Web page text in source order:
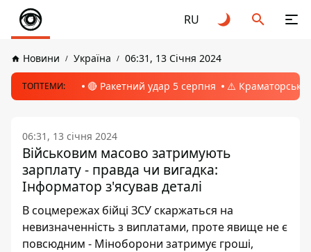
RU
Новини Україна 06:31, 13 Січня 2024
ТОПТЕМИ: 🔴 Ракетний удар 5 серпня ⚠️ Краматорськ,
06:31, 13 січня 2024
Військовим масово затримують
зарплату - правда чи вигадка:
Інформатор з'ясував деталі
В соцмережах бійці ЗСУ скаржаться на
невизначенність з виплатами, проте явище не є
повсюдним - Міноборони затримує гроші,